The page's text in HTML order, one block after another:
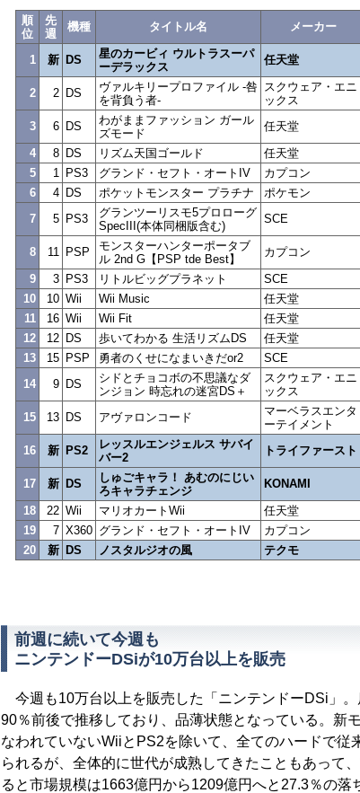
順
位
先
週
機種 タイトル名 メーカー
1
新 DS
星のカービィ ウルトラスーパ
ーデラックス
任天堂
2 2 DS
ヴァルキリープロファイル -咎
を背負う者-
スクウェア・エニ
ックス
3 6 DS
わがままファッション ガール
ズモード
任天堂
4
8 DS リズム天国ゴールド 任天堂
5
1 PS3 グランド・セフト・オートIV カプコン
6
4 DS ポケットモンスター プラチナ ポケモン
7
5 PS3
グランツーリスモ5プロローグ
SpecIII(本体同梱版含む)
SCE
8 11 PSP
モンスターハンターポータブ
ル 2nd G【PSP tde Best】
カプコン
9
3 PS3 リトルビッグプラネット SCE
10
10 Wii Wii Music 任天堂
11
16 Wii Wii Fit 任天堂
12
12 DS 歩いてわかる 生活リズムDS 任天堂
13
15 PSP 勇者のくせになまいきだor2 SCE
14
9 DS
シドとチョコボの不思議なダ
ンジョン 時忘れの迷宮DS＋
スクウェア・エニ
ックス
15 13 DS アヴァロンコード
マーベラスエンタ
ーテイメント
16 新 PS2
レッスルエンジェルス サバイ
バー2
トライファースト
17 新 DS
しゅごキャラ！ あむのにじい
ろキャラチェンジ
KONAMI
18
22 Wii マリオカートWii 任天堂
19
7 X360 グランド・セフト・オートIV カプコン
20
新 DS ノスタルジオの風 テクモ
前週に続いて今週も
ニンテンドーDSiが10万台以上を販売
今週も10万台以上を販売した「ニンテンドーDSi」。
90％前後で推移しており、品薄状態となっている。新
なわれていないWiiとPS2を除いて、全てのハードで従
られるが、全体的に世代が成熟してきたこともあって
ると市場規模は1663億円から1209億円へと27.3％の落